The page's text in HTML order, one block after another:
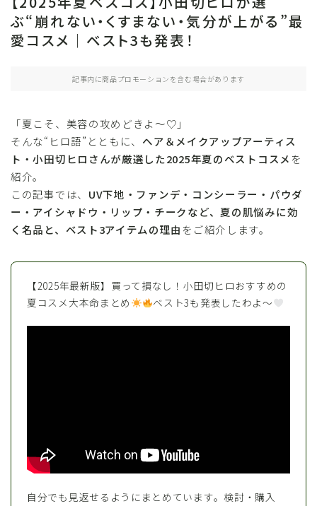
ぶ“崩れない・くすまない・気分が上がる”最
愛コスメ｜ベスト3も発表！
記事内に商品プロモーションを含む場合があります
「夏こそ、美容の攻めどきよ〜♡」
そんな“ヒロ語”とともに、 ヘア＆メイクアップアーティス
ト・小田切ヒロさんが厳選した2025年夏のベストコスメ を
紹介。
この記事では、 UV下地・ファンデ・コンシーラー・パウダ
ー・アイシャドウ・リップ・チークなど、夏の肌悩みに効
く名品と、ベスト3アイテムの理由 をご紹介します。
【2025年最新版】買って損なし！小田切ヒロおすすめの
夏コスメ大本命まとめ
ベスト3も発表したわよ〜
自分でも見返せるようにまとめています。検討・購入